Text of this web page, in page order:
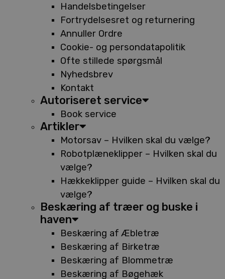
Handelsbetingelser
Fortrydelsesret og returnering
Annuller Ordre
Cookie- og persondatapolitik
Ofte stillede spørgsmål
Nyhedsbrev
Kontakt
Autoriseret service
Book service
Artikler
Motorsav – Hvilken skal du vælge?
Robotplæneklipper – Hvilken skal du
vælge?
Hækkeklipper guide – Hvilken skal du
vælge?
Beskæring af træer og buske i
haven
Beskæring af Æbletræ
Beskæring af Birketræ
Beskæring af Blommetræ
Beskæring af Bøgehæk